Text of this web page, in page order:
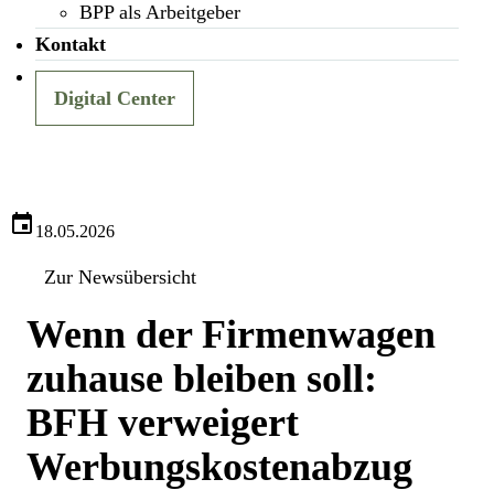
BPP als Arbeitgeber
Kontakt
Digital Center
18.05.2026
Zur Newsübersicht
Wenn der Firmenwagen
zuhause bleiben soll:
BFH verweigert
Werbungskostenabzug